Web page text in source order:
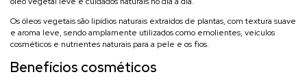
Os óleos vegetais são lipídios naturais extraídos de plantas, com textura suave
e aroma leve, sendo amplamente utilizados como emolientes, veículos
cosméticos e nutrientes naturais para a pele e os fios.
Benefícios cosméticos